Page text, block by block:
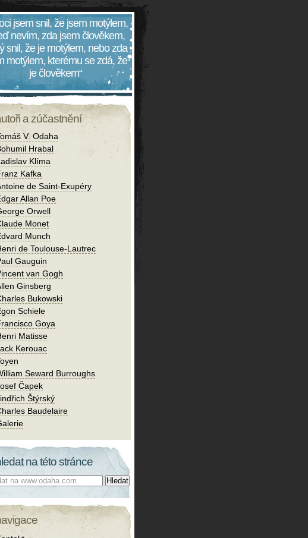
jsem snil, že jsem motýlem,
nevím, zda jsem člověkem,
snil, že je motýlem, nebo zda
motýlem, kterému se zdá, že
je člověkem“
a zúčastnění
V. Odaha
Hrabal
Klíma
Kafka
de Saint-Exupéry
Allan Poe
Orwell
Monet
Munch
de Toulouse-Lautrec
Gauguin
van Gogh
Ginsberg
Bukowski
Schiele
Goya
Matisse
Kerouac
Seward Burroughs
Čapek
Štýrský
Baudelaire
na této stránce